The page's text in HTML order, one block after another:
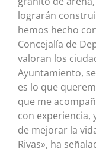
lograrán
hemos hecho
Concejalía de
valoran los
Ayuntamiento,
es lo que
que me
con experiencia,
de mejorar la
Rivas», ha